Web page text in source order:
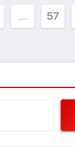
… 57